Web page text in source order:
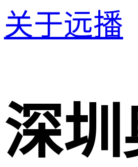
关于远播
深圳